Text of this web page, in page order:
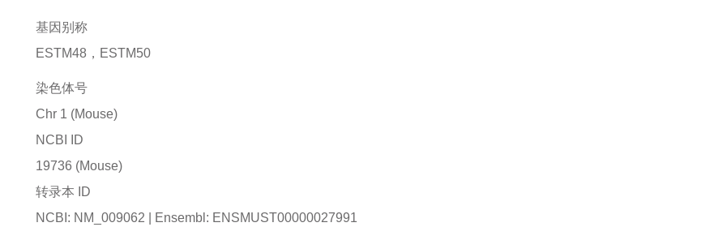
基因别称
ESTM48，ESTM50
染色体号
Chr 1 (Mouse)
NCBI ID
19736 (Mouse)
转录本 ID
NCBI: NM_009062 | Ensembl: ENSMUST00000027991